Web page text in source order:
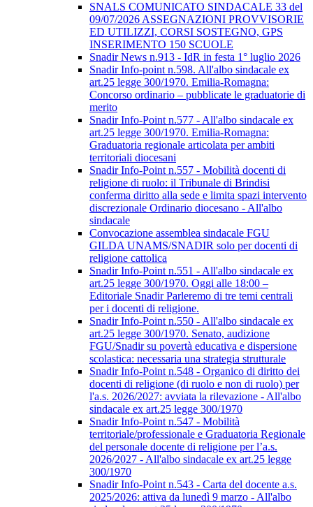
SNALS COMUNICATO SINDACALE 33 del
09/07/2026 ASSEGNAZIONI PROVVISORIE
ED UTILIZZI, CORSI SOSTEGNO, GPS
INSERIMENTO 150 SCUOLE
Snadir News n.913 - IdR in festa 1° luglio 2026
Snadir Info-point n.598. All'albo sindacale ex
art.25 legge 300/1970. Emilia-Romagna:
Concorso ordinario – pubblicate le graduatorie di
merito
Snadir Info-Point n.577 - All'albo sindacale ex
art.25 legge 300/1970. Emilia-Romagna:
Graduatoria regionale articolata per ambiti
territoriali diocesani
Snadir Info-Point n.557 - Mobilità docenti di
religione di ruolo: il Tribunale di Brindisi
conferma diritto alla sede e limita spazi intervento
discrezionale Ordinario diocesano - All'albo
sindacale
Convocazione assemblea sindacale FGU
GILDA UNAMS/SNADIR solo per docenti di
religione cattolica
Snadir Info-Point n.551 - All'albo sindacale ex
art.25 legge 300/1970. Oggi alle 18:00 –
Editoriale Snadir Parleremo di tre temi centrali
per i docenti di religione.
Snadir Info-Point n.550 - All'albo sindacale ex
art.25 legge 300/1970. Senato, audizione
FGU/Snadir su povertà educativa e dispersione
scolastica: necessaria una strategia strutturale
Snadir Info-Point n.548 - Organico di diritto dei
docenti di religione (di ruolo e non di ruolo) per
l'a.s. 2026/2027: avviata la rilevazione - All'albo
sindacale ex art.25 legge 300/1970
Snadir Info-Point n.547 - Mobilità
territoriale/professionale e Graduatoria Regionale
del personale docente di religione per l’a.s.
2026/2027 - All'albo sindacale ex art.25 legge
300/1970
Snadir Info-Point n.543 - Carta del docente a.s.
2025/2026: attiva da lunedì 9 marzo - All'albo